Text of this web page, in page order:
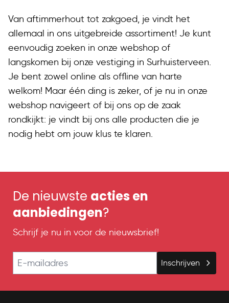
Van aftimmerhout tot zakgoed, je vindt het
allemaal in ons uitgebreide assortiment! Je kunt
eenvoudig zoeken in onze webshop of
langskomen bij onze vestiging in Surhuisterveen.
Je bent zowel online als offline van harte
welkom! Maar één ding is zeker, of je nu in onze
webshop navigeert of bij ons op de zaak
rondkijkt: je vindt bij ons alle producten die je
nodig hebt om jouw klus te klaren.
De nieuwste acties en
aanbiedingen?
Schrijf je nu in voor de nieuwsbrief!
E-mailadres
Inschrijven